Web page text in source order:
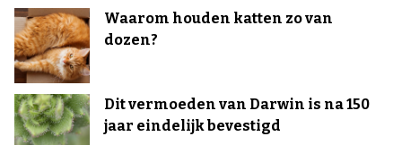
Waarom houden katten zo van
dozen?
Dit vermoeden van Darwin is na 150
jaar eindelijk bevestigd